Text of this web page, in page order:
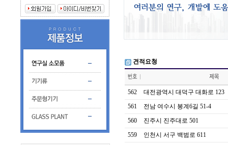
견적요청
562
대전광역시 대덕구 대화로 123
561
전남 여수시 봉계6길 51-4
560
진주시 진주대로 501
559
인천시 서구 백범로 611